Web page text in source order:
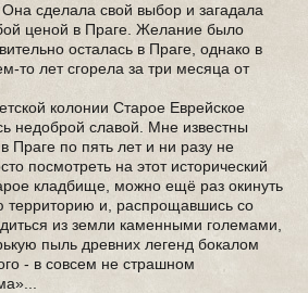
сделала свой выбор и загадала
ценой в Праге. Желание было
осталась в Праге, однако в
то лет сгорела за три месяца от
колонии Старое Еврейское
недоброй славой. Мне известны
Праге по пять лет и ни разу не
посмотреть на этот исторический
кладбище, можно ещё раз окинуть
территорию и, распрощавшись со
из земли каменными големами,
пыль древних легенд бокалом
- в совсем не страшном